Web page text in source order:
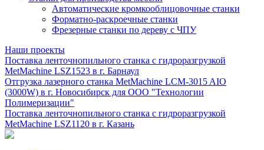
Автоматические кромкооблицовочные станки
Форматно-раскроечные станки
Фрезерные станки по дереву с ЧПУ
Наши проекты
Поставка ленточнопильного станка c гидроразгрузкой
MetMachine LSZ1523 в г. Барнаул
Отгрузка лазерного станка MetMachine LCM-3015 AIO
(3000W) в г. Новосибирск для ООО "Технологии
Полимеризации"
Поставка ленточнопильного станка c гидроразгрузкой
MetMachine LSZ1120 в г. Казань